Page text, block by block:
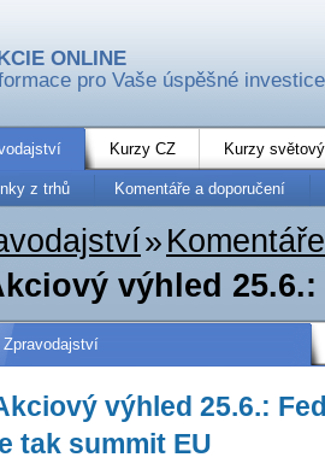
ONLINE
pro Vaše úspěšné investice
Kurzy CZ Kurzy
z trhů Komentáře a doporučení
»
výhled
Zpravodajství
výhled 25.6.:
tak summit EU